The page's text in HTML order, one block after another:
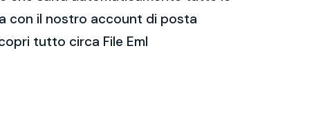
con il nostro account di posta
tutto circa File Eml